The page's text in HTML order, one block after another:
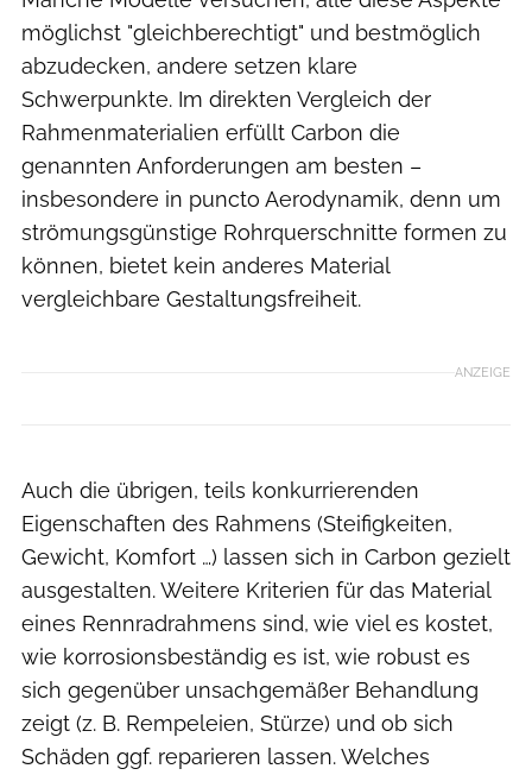
möglichst "gleichberechtigt" und bestmöglich
abzudecken, andere setzen klare
Schwerpunkte. Im direkten Vergleich der
Rahmenmaterialien erfüllt Carbon die
genannten Anforderungen am besten –
insbesondere in puncto Aerodynamik, denn um
strömungsgünstige Rohrquerschnitte formen zu
können, bietet kein anderes Material
vergleichbare Gestaltungsfreiheit.
ANZEIGE
Auch die übrigen, teils konkurrierenden
Eigenschaften des Rahmens (Steifigkeiten,
Gewicht, Komfort …) lassen sich in Carbon gezielt
ausgestalten. Weitere Kriterien für das Material
eines Rennradrahmens sind, wie viel es kostet,
wie korrosionsbeständig es ist, wie robust es
sich gegenüber unsachgemäßer Behandlung
zeigt (z. B. Rempeleien, Stürze) und ob sich
Schäden ggf. reparieren lassen. Welches